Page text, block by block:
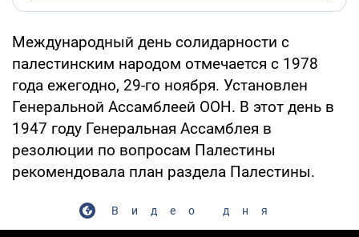
Международный день солидарности с
палестинским народом отмечается с 1978
года ежегодно, 29-го ноября. Установлен
Генеральной Ассамблеей ООН. В этот день в
1947 году Генеральная Ассамблея в
резолюции по вопросам Палестины
рекомендовала план раздела Палестины.
Видео дня